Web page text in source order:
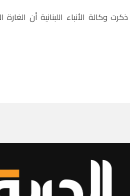
وكالة الأنباء اللبنانية أن